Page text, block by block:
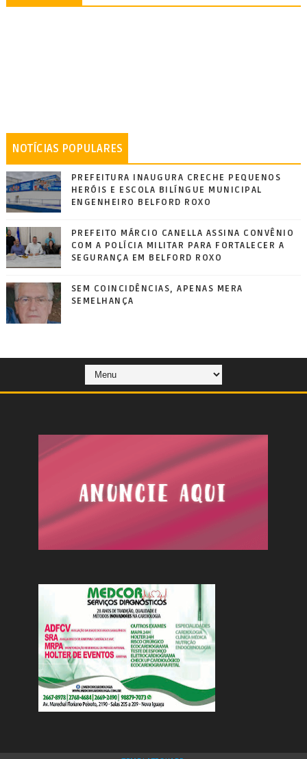
NOTÍCIAS POPULARES
PREFEITURA INAUGURA CRECHE PEQUENOS
HERÓIS E ESCOLA BILÍNGUE MUNICIPAL
ENGENHEIRO BELFORD ROXO
PREFEITO MÁRCIO CANELLA ASSINA CONVÊNIO
COM A POLÍCIA MILITAR PARA FORTALECER A
SEGURANÇA EM BELFORD ROXO
SEM COINCIDÊNCIAS, APENAS MERA
SEMELHANÇA